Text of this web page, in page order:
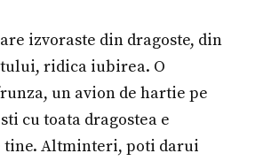
izvoraste din dragoste, din
ridica iubirea. O
un avion de hartie pe
cu toata dragostea e
tine. Altminteri, poti darui